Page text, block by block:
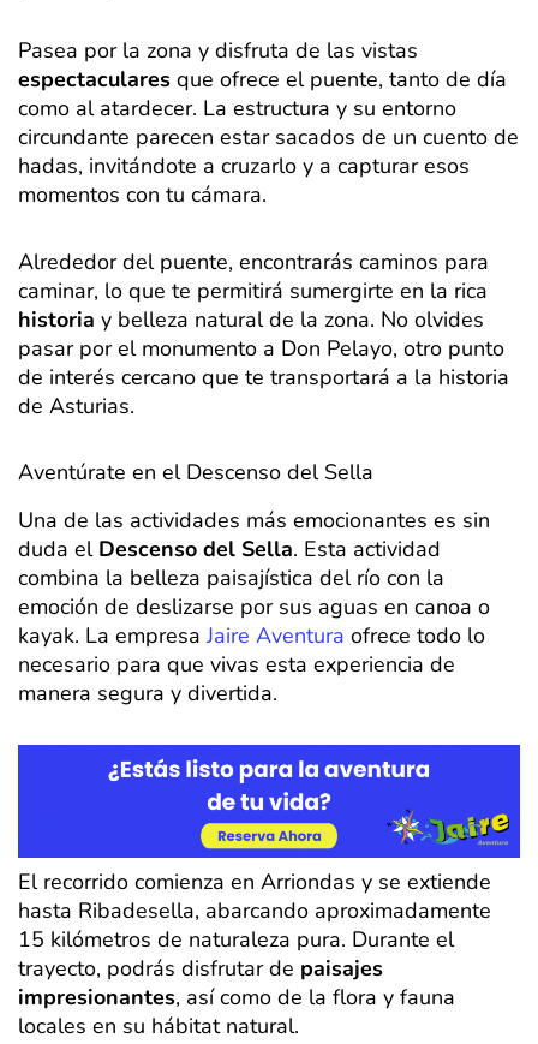
Pasea por la zona y disfruta de las vistas
espectaculares que ofrece el puente, tanto de día
como al atardecer. La estructura y su entorno
circundante parecen estar sacados de un cuento de
hadas, invitándote a cruzarlo y a capturar esos
momentos con tu cámara.
Alrededor del puente, encontrarás caminos para
caminar, lo que te permitirá sumergirte en la rica
historia y belleza natural de la zona. No olvides
pasar por el monumento a Don Pelayo, otro punto
de interés cercano que te transportará a la historia
de Asturias.
Aventúrate en el Descenso del Sella
Una de las actividades más emocionantes es sin
duda el Descenso del Sella. Esta actividad
combina la belleza paisajística del río con la
emoción de deslizarse por sus aguas en canoa o
kayak. La empresaJaire Aventura ofrece todo lo
necesario para que vivas esta experiencia de
manera segura y divertida.
El recorrido comienza en Arriondas y se extiende
hasta Ribadesella, abarcando aproximadamente
15 kilómetros de naturaleza pura. Durante el
trayecto, podrás disfrutar de paisajes
impresionantes, así como de la flora y fauna
locales en su hábitat natural.